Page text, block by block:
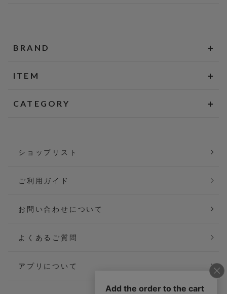
BRAND
ITEM
CATEGORY
ショップリスト
ご利用ガイド
お問い合わせについて
よくあるご質問
アプリについて